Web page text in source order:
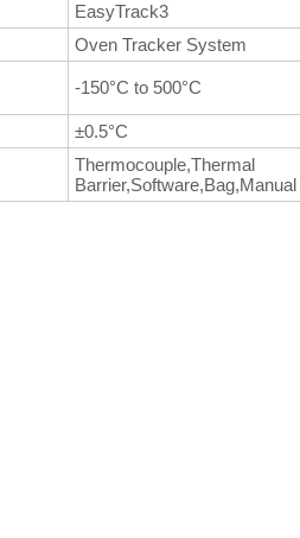
EasyTrack3
Oven Tracker System
-150°C to 500°C
±0.5°C
Thermocouple,Thermal
Barrier,Software,Bag,Manual